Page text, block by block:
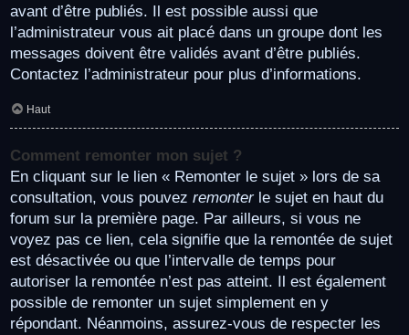
avant d’être publiés. Il est possible aussi que
l’administrateur vous ait placé dans un groupe dont les
messages doivent être validés avant d’être publiés.
Contactez l’administrateur pour plus d’informations.
Haut
Comment remonter mon sujet ?
En cliquant sur le lien « Remonter le sujet » lors de sa
consultation, vous pouvez remonterle sujet en haut du
forum sur la première page. Par ailleurs, si vous ne
voyez pas ce lien, cela signifie que la remontée de sujet
est désactivée ou que l’intervalle de temps pour
autoriser la remontée n’est pas atteint. Il est également
possible de remonter un sujet simplement en y
répondant. Néanmoins, assurez-vous de respecter les